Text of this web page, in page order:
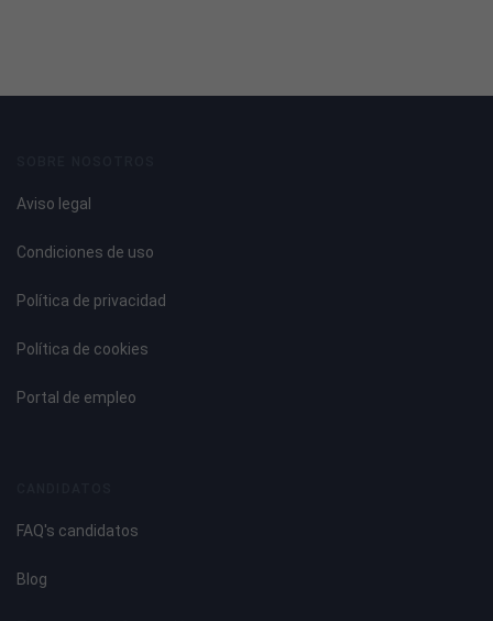
Aviso legal
Condiciones de uso
Política de privacidad
Política de cookies
Portal de empleo
FAQ's candidatos
Blog